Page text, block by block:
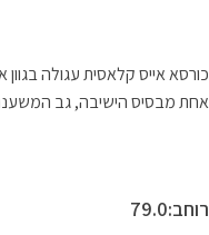
כורסא אייס קלאסית עגולה
אחת מבסיס הישיבה, גב המשענת
רוחב:79.0